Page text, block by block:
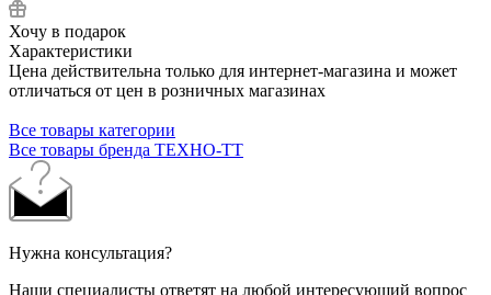
Хочу в подарок
Характеристики
Цена действительна только для интернет-магазина и может
отличаться от цен в розничных магазинах
Все товары категории
Все товары бренда ТЕХНО-ТТ
Нужна консультация?
Наши специалисты ответят на любой интересующий вопрос